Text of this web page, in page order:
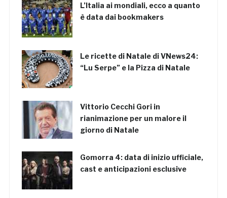
L’Italia ai mondiali, ecco a quanto
è data dai bookmakers
Le ricette di Natale di VNews24:
“Lu Serpe” e la Pizza di Natale
Vittorio Cecchi Gori in
rianimazione per un malore il
giorno di Natale
Gomorra 4: data di inizio ufficiale,
cast e anticipazioni esclusive